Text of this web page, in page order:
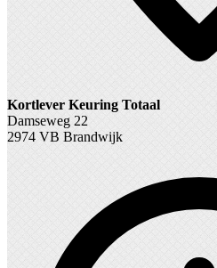
Kortlever Keuring Totaal
Damseweg 22
2974 VB Brandwijk